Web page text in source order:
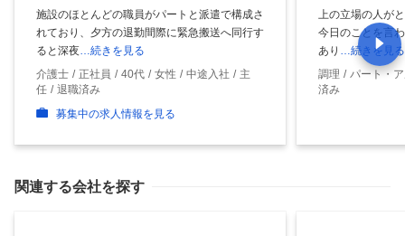
施設のほとんどの職員がパートと派遣で構成さ
れており、夕方の退勤間際に緊急搬送へ同行す
ると深夜 …続きを見る
介護士
正社員 40代 女性 中途入社
主
任
退職済み
募集中の求人情報を見る
上の立場の人が
今日のことを言
あり
…続きを見る
調理
パート・
済み
関連する会社を探す